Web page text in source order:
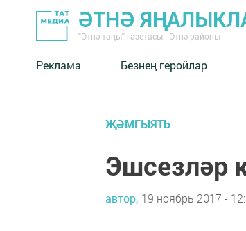
ӘТНӘ
"Әтнә таңы" газетасы - Әтнә районы
Реклама Безнең геройлар
ҖӘМГЫЯТЬ
Эшсезләр
автор, 19 ноябрь 2017 -